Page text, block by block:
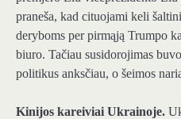
praneša, kad cituojami keli
deryboms per pirmąją Trumpo
biuro. Tačiau susidorojimas
politikus anksčiau, o šeimos
Kinijos kareiviai Ukrainoje.